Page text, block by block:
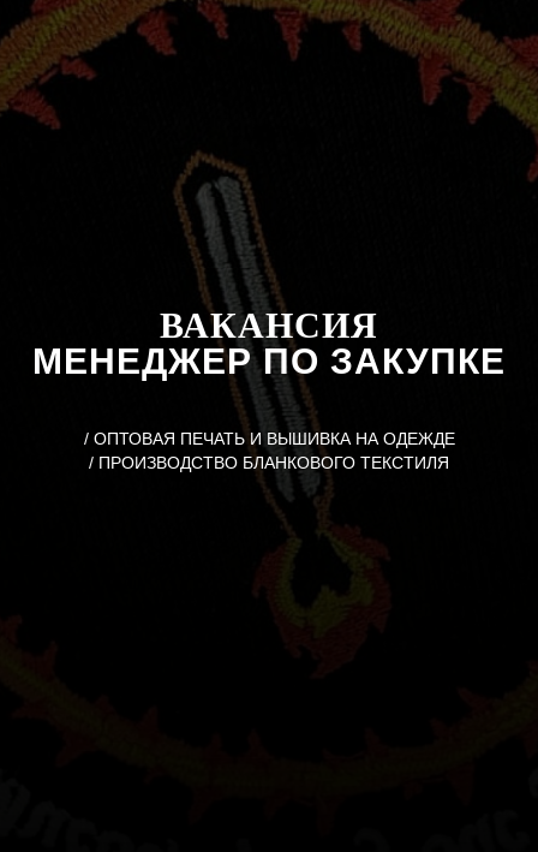
ВАКАНСИЯ
МЕНЕДЖЕР ПО ЗАКУПКЕ
/ ОПТОВАЯ ПЕЧАТЬ И ВЫШИВКА НА ОДЕЖДЕ
/ ПРОИЗВОДСТВО БЛАНКОВОГО ТЕКСТИЛЯ